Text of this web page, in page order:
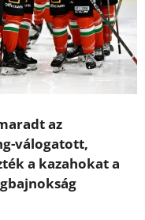
az
válogatott,
a kazahokat a